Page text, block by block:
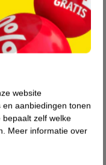
website
aanbiedingen tonen
bepaalt zelf welke
Meer informatie over